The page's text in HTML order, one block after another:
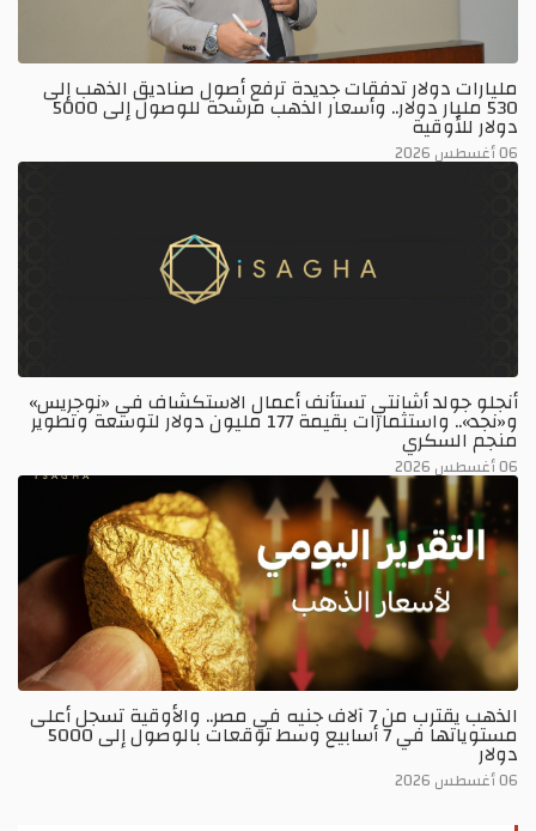
مليارات دولار تدفقات جديدة ترفع أصول صناديق الذهب إلى
530 مليار دولار.. وأسعار الذهب مرشحة للوصول إلى 5000
دولار للأوقية
06 أغسطس 2026
أنجلو جولد أشانتي تستأنف أعمال الاستكشاف في «نوجريس»
و«نجد».. واستثمارات بقيمة 177 مليون دولار لتوسعة وتطوير
منجم السكري
06 أغسطس 2026
الذهب يقترب من 7 آلاف جنيه في مصر.. والأوقية تسجل أعلى
مستوياتها في 7 أسابيع وسط توقعات بالوصول إلى 5000
دولار
06 أغسطس 2026